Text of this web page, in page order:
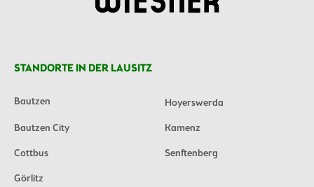
STANDORTE IN DER LAUSITZ
Bautzen
Hoyerswerda
Bautzen City
Kamenz
Cottbus
Senftenberg
Görlitz